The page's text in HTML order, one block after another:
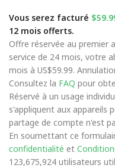
Vous serez facturé
12 mois offerts.
Offre réservée au premier
service de 24 mois, votre
mois à US$59.99.
Consultez la FAQ pour
Réservé à un usage
s'appliquent aux appareils
partage de compte n'est
En soumettant ce
confidentialité et
123,675,924 utilisateurs